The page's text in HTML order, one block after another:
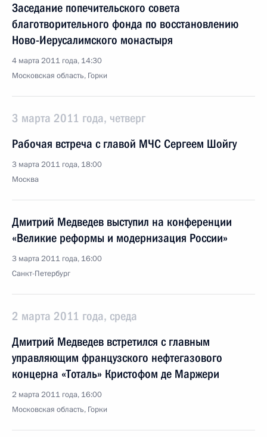
Заседание попечительского совета
благотворительного фонда по восстановлению
Ново-Иерусалимского монастыря
4 марта 2011 года, 14:30
Московская область, Горки
3 марта 2011 года, четверг
Рабочая встреча с главой МЧС Сергеем Шойгу
3 марта 2011 года, 18:00
Москва
Дмитрий Медведев выступил на конференции
«Великие реформы и модернизация России»
3 марта 2011 года, 16:00
Санкт-Петербург
2 марта 2011 года, среда
Дмитрий Медведев встретился с главным
управляющим французского нефтегазового
концерна «Тоталь» Кристофом де Маржери
2 марта 2011 года, 16:00
Московская область, Горки